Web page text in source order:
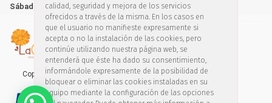
Sábados de 10:00-14:00
Copyright © 2019. Todos los derechos reservados
calidad, seguridad y mejora de los servicios
ofrecidos a través de la misma. En los casos en
que el usuario no manifieste expresamente si
acepta o no la instalación de las cookies, pero
continúe utilizando nuestra página web, se
entenderá que éste ha dado su consentimiento,
informándole expresamente de la posibilidad de
bloquear o eliminar las cookies instaladas en su
equipo mediante la configuración de las opciones